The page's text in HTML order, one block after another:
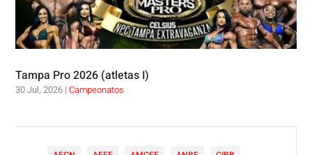
Tampa Pro 2026 (atletas I)
30 Jul, 2026 |Campeonatos